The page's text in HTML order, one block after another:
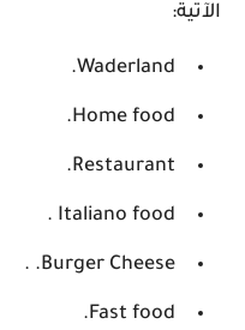
الآتية:
Waderland.
Home food.
Restaurant.
Italiano food .
Burger Cheese. .
Fast food.